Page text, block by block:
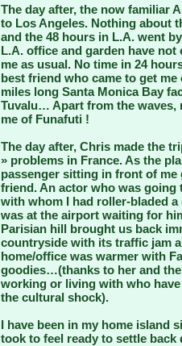
The day after, the now familiar
to Los Angeles. Nothing about
and the 48 hours in L.A. went
L.A. office and garden have
me as usual. No time in 24
best friend who came to get
miles long Santa Monica Bay
Tuvalu… Apart from the waves,
me of Funafuti !
The day after, Chris made the
» problems in France. As the
passenger sitting in front of me
friend. An actor who was
with whom I had roller-bladed
was at the airport waiting for
Parisian hill brought us back
countryside with its traffic jam
home/office was warmer with
goodies…(thanks to her and
working or living with who
the cultural shock).
I have been in my home island
took to feel ready to settle